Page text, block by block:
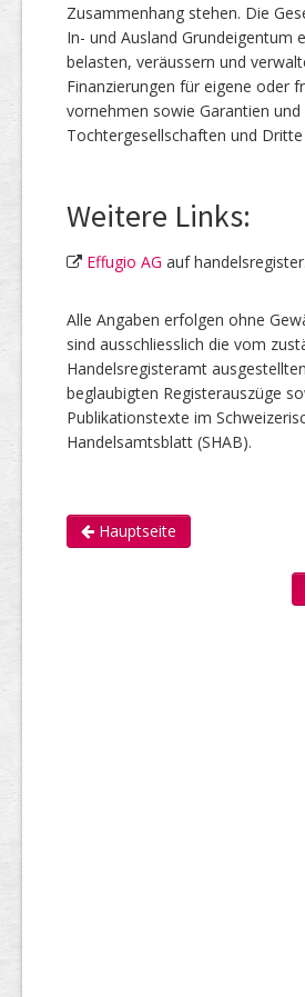
Zusammenhang stehen. Die
In- und Ausland Grundeigentum
belasten, veräussern und
Finanzierungen für eigene oder
vornehmen sowie Garantien
Tochtergesellschaften und Dritte
Weitere Links:
Effugio AG auf
Alle Angaben erfolgen ohne
sind ausschliesslich die vom
Handelsregisteramt
beglaubigten Registerauszüge
Publikationstexte im
Handelsamtsblatt (SHAB).
Hauptseite